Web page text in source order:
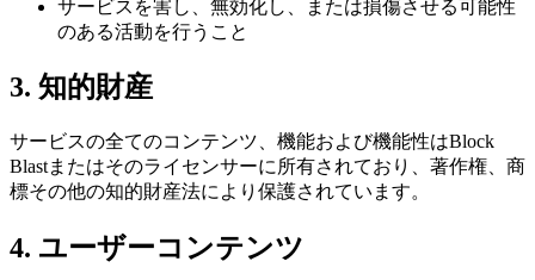
サービスを害し、無効化し、または損傷させる可能性
のある活動を行うこと
3. 知的財産
サービスの全てのコンテンツ、機能および機能性はBlock
Blastまたはそのライセンサーに所有されており、著作権、商
標その他の知的財産法により保護されています。
4. ユーザーコンテンツ